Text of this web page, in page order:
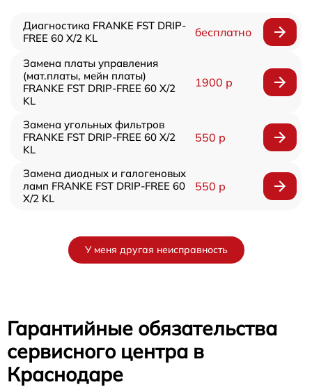
Диагностика FRANKE FST DRIP-
FREE 60 X/2 KL
бесплатно
Замена платы управления
(мат.платы, мейн платы)
FRANKE FST DRIP-FREE 60 X/2
KL
1900 р
Замена угольных фильтров
FRANKE FST DRIP-FREE 60 X/2
KL
550 р
Замена диодных и галогеновых
ламп FRANKE FST DRIP-FREE 60
X/2 KL
550 р
У меня другая неисправность
Гарантийные обязательства
сервисного центра в
Краснодаре